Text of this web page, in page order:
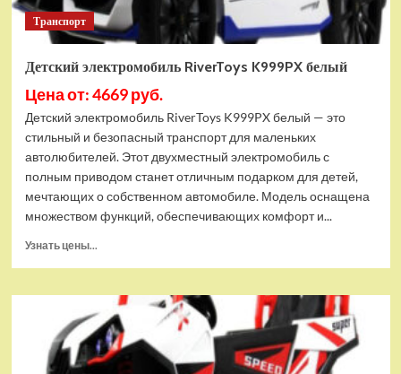
Транспорт
Детский электромобиль RiverToys K999PX белый
Цена от: 4669 руб.
Детский электромобиль RiverToys K999PX белый — это
стильный и безопасный транспорт для маленьких
автолюбителей. Этот двухместный электромобиль с
полным приводом станет отличным подарком для детей,
мечтающих о собственном автомобиле. Модель оснащена
множеством функций, обеспечивающих комфорт и...
Узнать цены...
Детский
электромобиль
RiverToys
K999PX
белый